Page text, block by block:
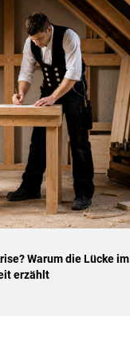
Warum die Lücke im
erzählt